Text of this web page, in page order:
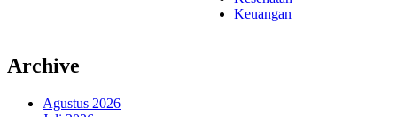
Keuangan
Archive
Agustus 2026